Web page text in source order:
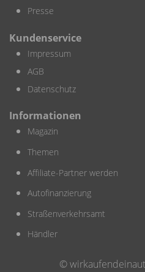
Presse
Kundenservice
Impressum
AGB
Datenschutz
Informationen
Magazin
Themen
Affiliate-Partner werden
Autofinanzierung
Straßenverkehrsamt
Händler
©